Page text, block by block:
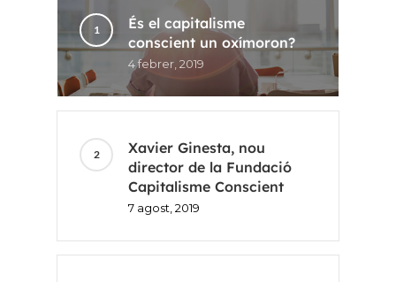
És el capitalisme
conscient un oxímoron?
4 febrer, 2019
Xavier Ginesta, nou
director de la Fundació
Capitalisme Conscient
7 agost, 2019
CA
FR
ES
EN